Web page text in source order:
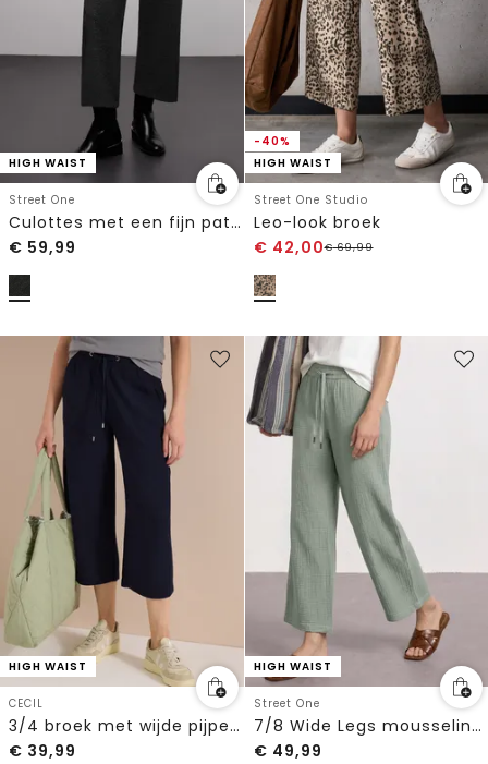
HIGH WAIST
Street One
Culottes met een fijn patroon
€ 59,99
-40%
HIGH WAIST
Street One Studio
Leo-look broek
€ 42,00€69,99
HIGH WAIST
CECIL
3/4 broek met wijde pijpen in Loose Fit
€ 39,99
HIGH WAIST
Street One
7/8 Wide Legs mousseline broek in Loose Fit
€ 49,99